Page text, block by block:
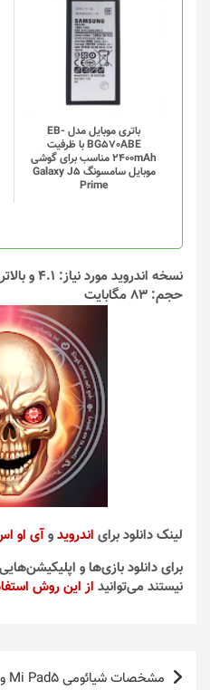
باتری موبایل مدل EB-
BG570ABE با ظرفیت
2400mAh مناسب برای گوشی
موبایل سامسونگ Galaxy J5
Prime
نسخه اندروید مورد نیاز: 4.1 و بالاتر
حجم: 83 مگابایت
لینک دانلود برای اندرویدوآی او
برای دانلود بازی‌ها و
نیستند می‌توانید از این روش
راهبری
مشخصات شیائومی Mi Pad5 و گوشی گیمینگ ردمی لو رفت